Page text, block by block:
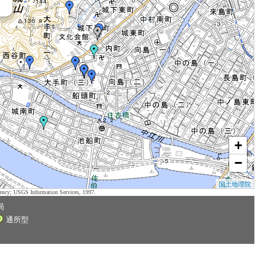
+
−
国土地理院
USGS Information Services, 1997.
通所型